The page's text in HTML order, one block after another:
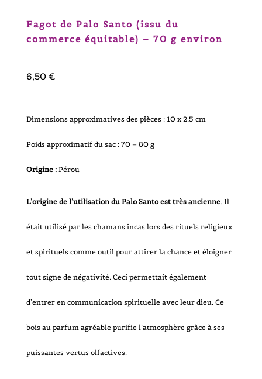
Fagot de Palo Santo (issu du
commerce équitable) – 70 g environ
6,50 €
Dimensions approximatives des pièces : 10 x 2,5 cm
Poids approximatif du sac : 70 – 80 g
Origine :Pérou
L’origine de l’utilisation du Palo Santo est très ancienne. Il
était utilisé par les chamans incas lors des rituels religieux
et spirituels comme outil pour attirer la chance et éloigner
tout signe de négativité. Ceci permettait également
d’entrer en communication spirituelle avec leur dieu. Ce
bois au parfum agréable purifie l’atmosphère grâce à ses
puissantes vertus olfactives.